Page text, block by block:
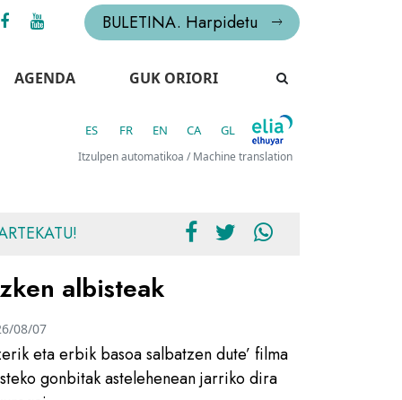
BULETINA. Harpidetu
AGENDA GUK ORIORI
ES FR EN CA GL
Itzulpen automatikoa / Machine translation
albisteak
eta erbik basoa salbatzen dute’ filma
gonbitak astelehenean jarriko dira
08/07